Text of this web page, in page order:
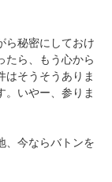
ら秘密にしておけ
たら、もう心から
はそうそうありま
。いやー、参りま
、今ならバトンを